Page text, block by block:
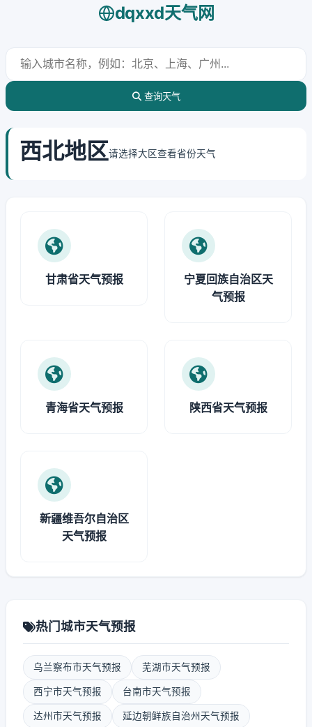
dqxxd天气网
查询天气
西北地区请选择大区查看省份天气
甘肃省天气预报
宁夏回族自治区天
气预报
青海省天气预报 陕西省天气预报
新疆维吾尔自治区
天气预报
热门城市天气预报
乌兰察布市天气预报 芜湖市天气预报
西宁市天气预报 台南市天气预报
达州市天气预报 延边朝鲜族自治州天气预报